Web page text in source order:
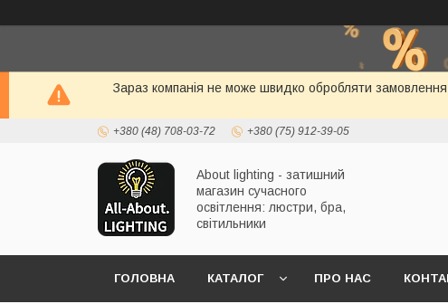
Зараз компанія не може швидко обробляти
+380 (48) 708-03-72 +380 (75) 912-39-05
About lighting - затишний
магазин сучасного
освітлення: люстри, бра,
світильники
ГОЛОВНА КАТАЛОГ ПРО НАС